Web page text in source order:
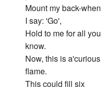
Mount my back-when
I say: 'Go',
Hold to me for all you
know.
Now, this is a'curious
flame.
This could fill six